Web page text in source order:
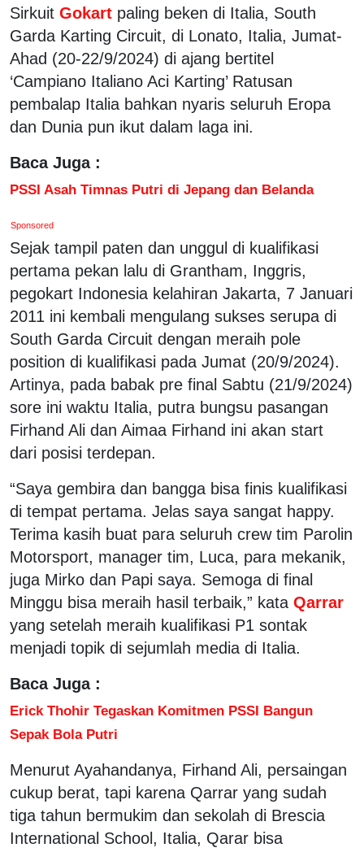
Sirkuit Gokart paling beken di Italia, South
Garda Karting Circuit, di Lonato, Italia, Jumat-
Ahad (20-22/9/2024) di ajang bertitel
‘Campiano Italiano Aci Karting’ Ratusan
pembalap Italia bahkan nyaris seluruh Eropa
dan Dunia pun ikut dalam laga ini.
Baca Juga :
PSSI Asah Timnas Putri di Jepang dan Belanda
Sponsored
Sejak tampil paten dan unggul di kualifikasi
pertama pekan lalu di Grantham, Inggris,
pegokart Indonesia kelahiran Jakarta, 7 Januari
2011 ini kembali mengulang sukses serupa di
South Garda Circuit dengan meraih pole
position di kualifikasi pada Jumat (20/9/2024).
Artinya, pada babak pre final Sabtu (21/9/2024)
sore ini waktu Italia, putra bungsu pasangan
Firhand Ali dan Aimaa Firhand ini akan start
dari posisi terdepan.
“Saya gembira dan bangga bisa finis kualifikasi
di tempat pertama. Jelas saya sangat happy.
Terima kasih buat para seluruh crew tim Parolin
Motorsport, manager tim, Luca, para mekanik,
juga Mirko dan Papi saya. Semoga di final
Minggu bisa meraih hasil terbaik,” kata Qarrar
yang setelah meraih kualifikasi P1 sontak
menjadi topik di sejumlah media di Italia.
Baca Juga :
Erick Thohir Tegaskan Komitmen PSSI Bangun
Sepak Bola Putri
Menurut Ayahandanya, Firhand Ali, persaingan
cukup berat, tapi karena Qarrar yang sudah
tiga tahun bermukim dan sekolah di Brescia
International School, Italia, Qarar bisa